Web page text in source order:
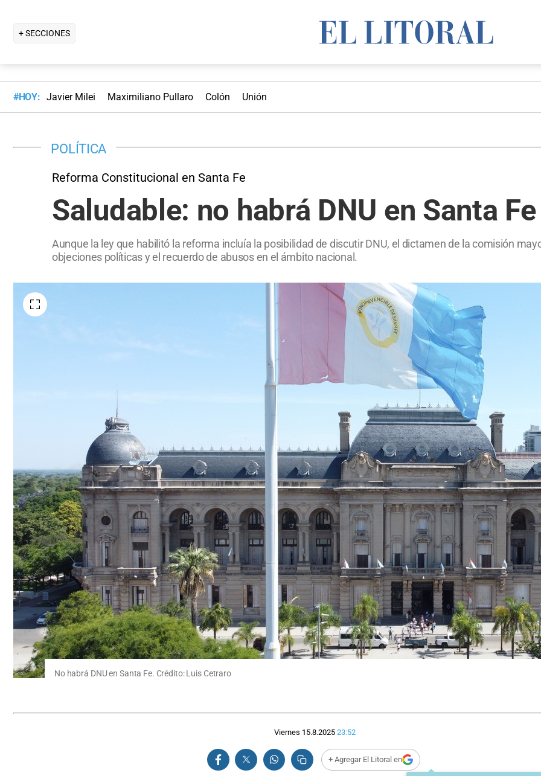
+ SECCIONES
#HOY: Javier Milei Maximiliano Pullaro Colón Unión
POLÍTICA
Reforma Constitucional en Santa Fe
Saludable: no habrá DNU en Santa Fe
Aunque la ley que habilitó la reforma incluía la posibilidad de discutir DNU, el dictamen de la comisión
objeciones políticas y el recuerdo de abusos en el ámbito nacional.
No habrá DNU en Santa Fe. Crédito: Luis Cetraro
Viernes 15.8.2025 23:52
+ Agregar El Litoral en